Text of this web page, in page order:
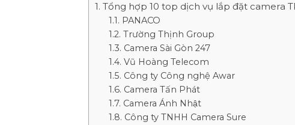
Tổng hợp 10 top dịch vụ lắp đặt camera
PANACO
Trường Thịnh Group
Camera Sài Gòn 247
Vũ Hoàng Telecom
Công ty Công nghệ Awar
Camera Tấn Phát
Camera Ánh Nhật
Công ty TNHH Camera Sure